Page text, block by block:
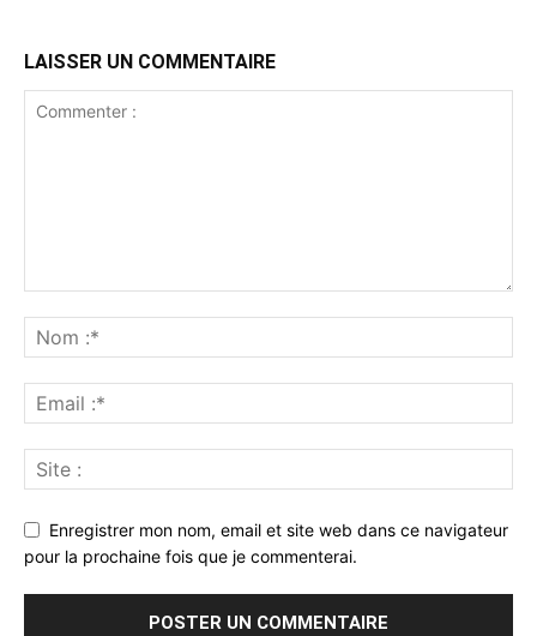
LAISSER UN COMMENTAIRE
Enregistrer mon nom, email et site web dans ce navigateur
pour la prochaine fois que je commenterai.